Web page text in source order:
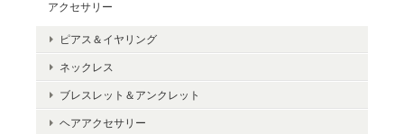
アクセサリー
ピアス＆イヤリング
ネックレス
ブレスレット＆アンクレット
ヘアアクセサリー